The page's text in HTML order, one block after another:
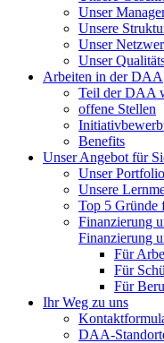
Unser
Unsere
Unser
Unser
Arbeiten in der DAA
Teil der DAA
offene Stellen
Benefits
Unser Angebot für
Unser Portfolio
Unsere
Top 5
Finanzierung
Finanzierung
Für
Für
Für
Ihr Weg zu uns
DAA-